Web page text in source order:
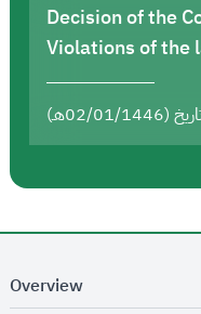
Decision of the
Violations of the
Overview